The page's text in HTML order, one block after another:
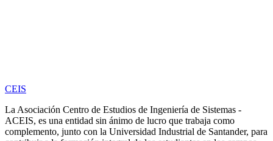
CEIS
La Asociación Centro de Estudios de Ingeniería de Sistemas -
ACEIS, es una entidad sin ánimo de lucro que trabaja como
complemento, junto con la Universidad Industrial de Santander, para